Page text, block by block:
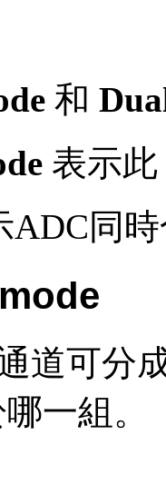
和
表示
ADC同
道可分
一組。